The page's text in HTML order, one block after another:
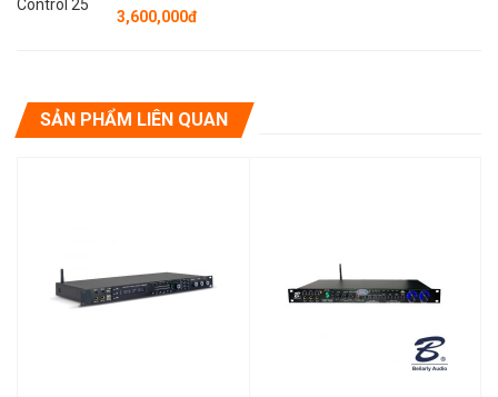
3,600,000đ
SẢN PHẨM LIÊN QUAN